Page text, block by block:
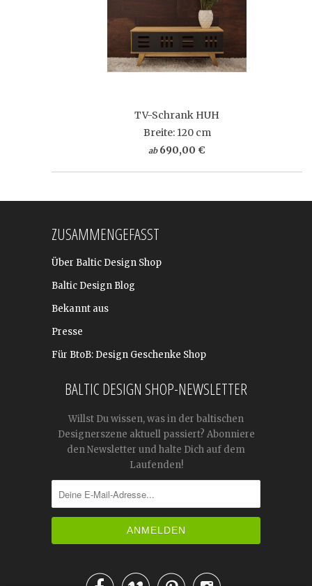
TV-Schrank HUH
Breite: 120 cm
ab 690,00 €
ZUSAMMENGEFASST
Über Baltic Design Shop
Baltic Design Blog
Bekannt aus
Presse
Für BtoB: Design Geschenke Shop
BALTIC DESIGN SHOP-NEWSLETTER
Willst Du wissen, was in der baltischen
Designerszene aktuell passiert? Abonniere
den Newsletter und halte Dich auf dem
Laufenden!